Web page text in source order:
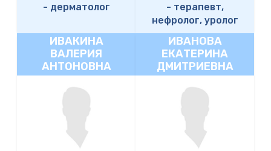
- дерматолог
- терапевт,
нефролог, уролог
ИВАКИНА
ВАЛЕРИЯ
АНТОНОВНА
ИВАНОВА
ЕКАТЕРИНА
ДМИТРИЕВНА